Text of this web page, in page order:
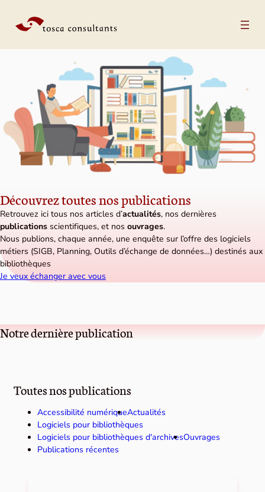
Découvrez toutes nos publications
Retrouvez ici tous nos articles d’actualités, nos dernières
publications scientifiques, et nos ouvrages.
Nous publions, chaque année, une enquête sur l’offre des logiciels
métiers (SIGB, Planning, Outils d’échange de données…) destinés aux
bibliothèques
Je veux échanger avec vous
Notre dernière publication
Toutes nos publications
Accessibilité numériqueActualités
Logiciels pour bibliothèques
Logiciels pour bibliothèques d'archivesOuvrages
Publications récentes